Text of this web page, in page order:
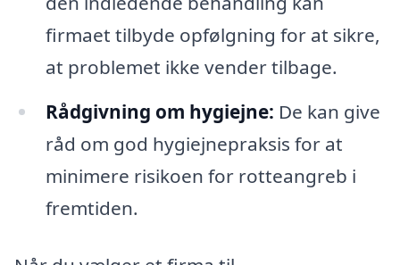
firmaet tilbyde opfølgning for at sikre,
at problemet ikke vender tilbage.
Rådgivning om hygiejne: De kan give
råd om god hygiejnepraksis for at
minimere risikoen for rotteangreb i
fremtiden.